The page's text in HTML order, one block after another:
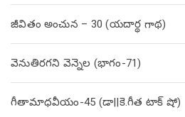
జీవితం అంచున – 30 (యదార్థ గాథ)
వెనుతిరగని వెన్నెల (భాగం-71)
గీతామాధవీయం-45 (డా||కె.గీత టాక్ షో)